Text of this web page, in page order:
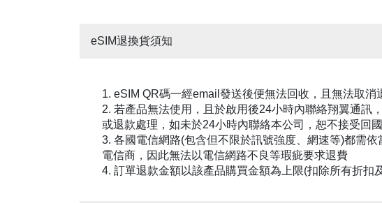
eSIM退換貨須知
1. eSIM QR碼一經email發送後便無法回收，且無法取消
2. 若產品無法使用，且於啟用後24小時內聯絡翔翼通訊
或退款處理，如未於24小時內聯絡本公司，恕不接受回
3. 各國電信網路(包含但不限於訊號強度、網速等)都需
電信商，因此無法以電信網路不良等瑕疵要求退費
4. 訂單退款金額以該產品購買金額為上限(扣除所有折